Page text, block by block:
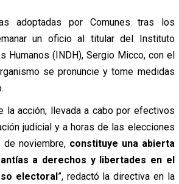
adoptadas por Comunes tras los
un oficio al titular del Instituto
Humanos (INDH), Sergio Micco, con el
se pronuncie y tome medidas
la acción, llevada a cabo por efectivos
judicial y a horas de las elecciones
noviembre, constituye una abierta
a derechos y libertades en el
electoral”, redactó la directiva en la